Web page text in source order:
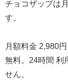
チョコザップは
す。
月額料金 2,980
無料。24時間 利
せん。